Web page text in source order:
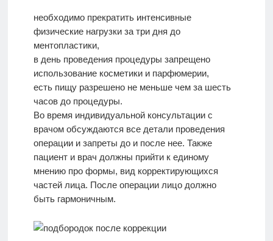
необходимо прекратить интенсивные
физические нагрузки за три дня до
ментопластики,
в день проведения процедуры запрещено
использование косметики и парфюмерии,
есть пищу разрешено не меньше чем за шесть
часов до процедуры.
Во время индивидуальной консультации с
врачом обсуждаются все детали проведения
операции и запреты до и после нее. Также
пациент и врач должны прийти к единому
мнению про формы, вид корректирующихся
частей лица. После операции лицо должно
быть гармоничным.